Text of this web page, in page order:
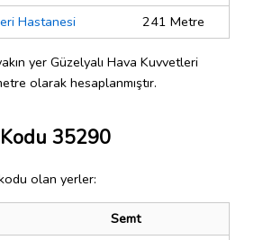
Hastanesi 241 Metre
yer Güzelyalı Hava Kuvvetleri
olarak hesaplanmıştır.
35290
olan yerler:
Semt